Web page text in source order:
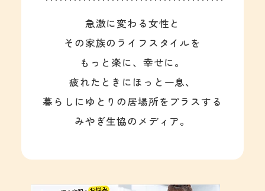
急激に変わる女性と
その家族のライフスタイルを
もっと楽に、幸せに。
疲れたときにほっと一息、
暮らしにゆとりの居場所をプラスする
みやぎ生協のメディア。